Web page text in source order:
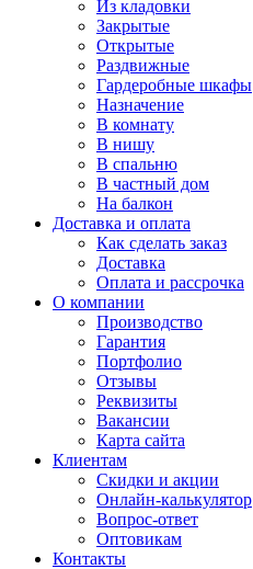
Из кладовки
Закрытые
Открытые
Раздвижные
Гардеробные шкафы
Назначение
В комнату
В нишу
В спальню
В частный дом
На балкон
Доставка и оплата
Как сделать заказ
Доставка
Оплата и рассрочка
О компании
Производство
Гарантия
Портфолио
Отзывы
Реквизиты
Вакансии
Карта сайта
Клиентам
Скидки и акции
Онлайн-калькулятор
Вопрос-ответ
Оптовикам
Контакты